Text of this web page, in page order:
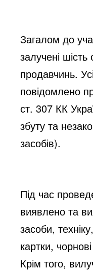
Загалом до
залучені шість
продавчинь.
повідомлено
ст. 307 КК
збуту та
засобів).
Під час
виявлено та
засоби,
картки,
Крім того,